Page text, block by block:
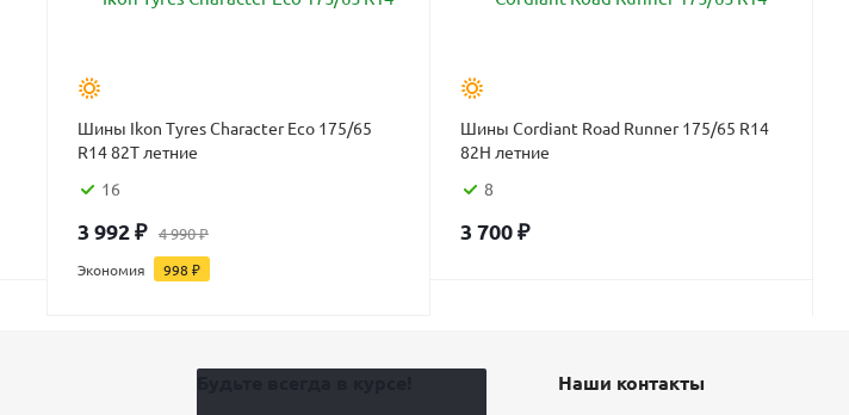
Шины Ikon Tyres Character Eco 175/65
R14 82T летние
16
3 992 ₽ 4 990₽
Экономия 998 ₽
Шины Cordiant Road Runner 175/65 R14
82H летние
8
3 700₽
Наши контакты